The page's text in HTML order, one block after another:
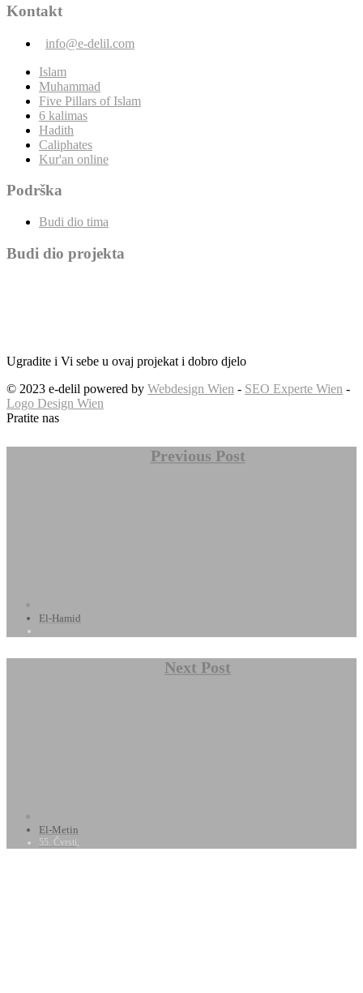
Kontakt
info@e-delil.com
Islam
Muhammad
Five Pillars of Islam
6 kalimas
Hadith
Caliphates
Kur'an online
Podrška
Budi dio tima
Budi dio projekta
Ugradite i Vi sebe u ovaj projekat i dobro djelo
© 2023 e-delil powered by Webdesign Wien - SEO Experte Wien -
Logo Design Wien
Pratite nas
Previous Post
El-Hamid
Next Post
El-Metin
55. Čvrsti,